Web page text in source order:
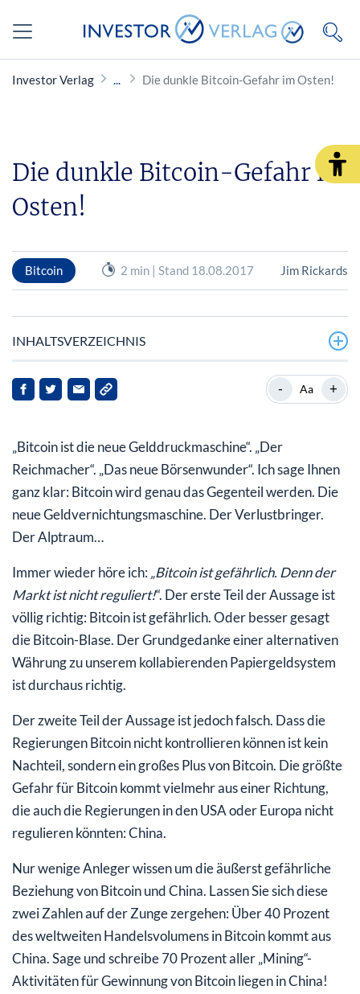
Investor Verlag Die dunkle Bitcoin-Gefahr im Osten!
Die dunkle Bitcoin-Gefahr im
Osten!
Bitcoin 2 min | Stand 18.08.2017 Jim Rickards
INHALTSVERZEICHNIS
Die zwei unkalkulierbaren Risiken des Bitcoin-Marktes!
- Aa +
„Bitcoin ist die neue Gelddruckmaschine“. „Der
Reichmacher“. „Das neue Börsenwunder“. Ich sage Ihnen
ganz klar: Bitcoin wird genau das Gegenteil werden. Die
neue Geldvernichtungsmaschine. Der Verlustbringer.
Der Alptraum…
Immer wieder höre ich: „Bitcoin ist gefährlich. Denn der
Markt ist nicht reguliert!“. Der erste Teil der Aussage ist
völlig richtig: Bitcoin ist gefährlich. Oder besser gesagt
die Bitcoin-Blase. Der Grundgedanke einer alternativen
Währung zu unserem kollabierenden Papiergeldsystem
ist durchaus richtig.
Der zweite Teil der Aussage ist jedoch falsch. Dass die
Regierungen Bitcoin nicht kontrollieren können ist kein
Nachteil, sondern ein großes Plus von Bitcoin. Die größte
Gefahr für Bitcoin kommt vielmehr aus einer Richtung,
die auch die Regierungen in den USA oder Europa nicht
regulieren könnten: China.
Nur wenige Anleger wissen um die äußerst gefährliche
Beziehung von Bitcoin und China. Lassen Sie sich diese
zwei Zahlen auf der Zunge zergehen: Über 40 Prozent
des weltweiten Handelsvolumens in Bitcoin kommt aus
China. Sage und schreibe 70 Prozent aller „Mining“-
Aktivitäten für Gewinnung von Bitcoin liegen in China!